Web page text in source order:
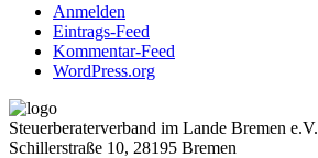
Anmelden
Eintrags-Feed
Kommentar-Feed
WordPress.org
Steuerberaterverband im Lande Bremen e.V.
Schillerstraße 10, 28195 Bremen